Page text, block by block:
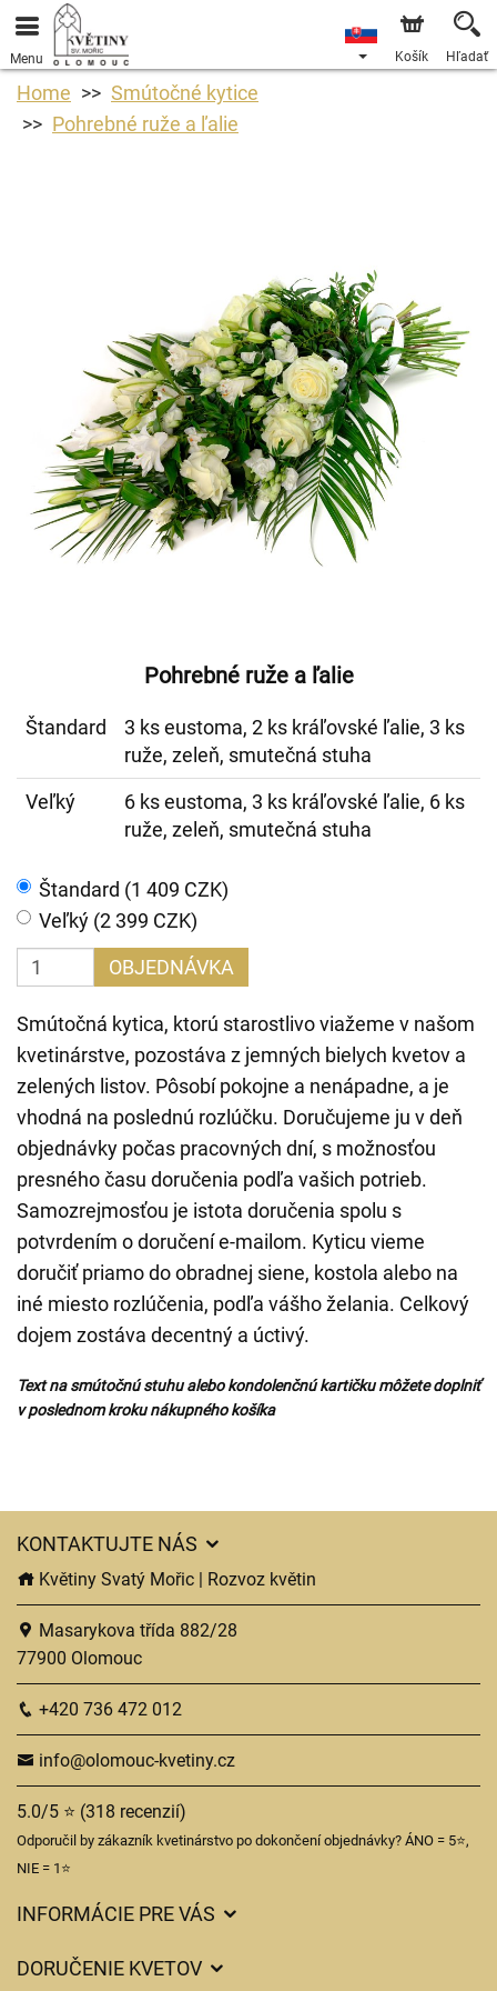
Menu Košík Hľadať
Home
Smútočné kytice
Pohrebné ruže a ľalie
Pohrebné ruže a ľalie
Štandard
3 ks eustoma, 2 ks kráľovské ľalie, 3 ks
ruže, zeleň, smutečná stuha
Veľký
6 ks eustoma, 3 ks kráľovské ľalie, 6 ks
ruže, zeleň, smutečná stuha
Štandard (1 409 CZK)
Veľký (2 399 CZK)
OBJEDNÁVKA
Smútočná kytica, ktorú starostlivo viažeme v našom
kvetinárstve, pozostáva z jemných bielych kvetov a
zelených listov. Pôsobí pokojne a nenápadne, a je
vhodná na poslednú rozlúčku. Doručujeme ju v deň
objednávky počas pracovných dní, s možnosťou
presného času doručenia podľa vašich potrieb.
Samozrejmosťou je istota doručenia spolu s
potvrdením o doručení e-mailom. Kyticu vieme
doručiť priamo do obradnej siene, kostola alebo na
iné miesto rozlúčenia, podľa vášho želania. Celkový
dojem zostáva decentný a úctivý.
Text na smútočnú stuhu alebo kondolenčnú kartičku môžete doplniť
v poslednom kroku nákupného košíka
KONTAKTUJTE NÁS
Květiny Svatý Mořic | Rozvoz květin
Masarykova třída 882/28
77900 Olomouc
+420 736 472 012
info@olomouc-kvetiny.cz
5.0/5 ⭐ (318 recenzií)
Odporučil by zákazník kvetinárstvo po dokončení objednávky? ÁNO = 5⭐,
NIE = 1⭐
INFORMÁCIE PRE VÁS
DORUČENIE KVETOV